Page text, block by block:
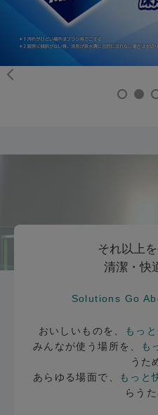
それ以上を
清潔・快
Solutions Go
おいしいものを、 もっ
みんなが使う場所を、
も
うた
あらゆる場面で、
もっと
らうた